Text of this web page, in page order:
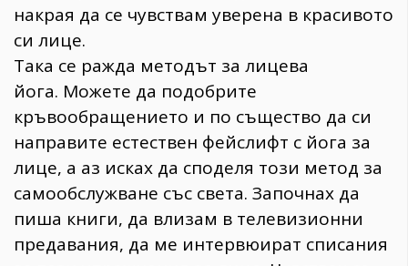
накрая да се чувствам уверена в красивото
си лице.
Така се ражда методът за лицева
йога. Можете да подобрите
кръвообращението и по същество да си
направите естествен фейслифт с йога за
лице, а аз исках да споделя този метод за
самообслужване със света. Започнах да
пиша книги, да влизам в телевизионни
предавания, да ме интервюират списания